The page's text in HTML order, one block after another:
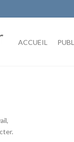
ACCUEIL